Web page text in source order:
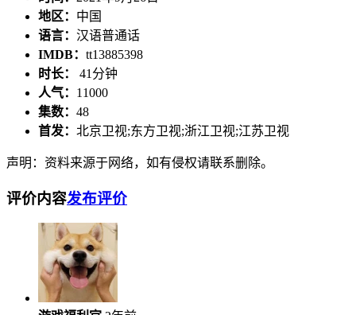
地区： 中国
语言： 汉语普通话
IMDB： tt13885398
时长： 41分钟
人气： 11000
集数： 48
首发： 北京卫视;东方卫视;浙江卫视;江苏卫视
声明：资料来源于网络，如有侵权请联系删除。
评价内容发布评价